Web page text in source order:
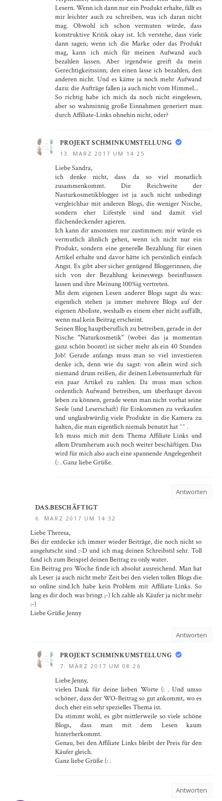
Lesern. Wenn ich dann nur ein Produkt erhalte, fällt es
mir leichter auch zu schreiben, was ich daran nicht
mag. Obwohl ich schon vermuten würde, dass
konstruktive Kritik okay ist. Ich verstehe, dass viele
dann sagen; wenn ich die Marke oder das Produkt
mag, kann ich mich für meinen Aufwand auch
bezahlen lassen. Aber irgendwie greift da mein
Gerechtigkeitssinn; den einen lasse ich bezahlen, den
anderen nicht. Und es käme ja noch mehr Aufwand
dazu: die Aufträge fallen ja auch nicht vom Himmel...
So richtig habe ich mich da noch nicht eingelesen,
aber so wahnsinnig große Einnahmen generiert man
durch Affiliate-Links ohnehin nicht, oder?
PROJEKT SCHMINKUMSTELLUNG
13. MÄRZ 2017 UM 14:25
Liebe Sandra,
ich denke nicht, dass da so viel monatlich
zusammenkommt. Die Reichweite der
Nasturkosmetikblogger ist ja auch nicht unbedingt
vergleichbar mit anderen Blogs, die weniger Nische,
sondern eher Lifestyle sind und damit viel
flächendeckender agieren.
Ich kann dir ansonsten nur zustimmen: mir würde es
vermutlich ähnlich gehen, wenn ich nicht nur ein
Produkt, sondern eine generelle Bezahlung für einen
Artikel erhalte und davor hätte ich persönlich einfach
Angst. Es gibt aber sicher genügend Bloggerinnen, die
sich von der Bezahlung keineswegs beeinflussen
lassen und ihre Meinung 100%ig vertreten.
Mit dem eigenen Lesen anderer Blogs sagst du was:
eigentlich stehen ja immer mehrere Blogs auf der
eigenen Aboliste, weshalb es einem eher nicht auffällt,
wenn mal kein Beitrag erscheint.
Seinen Blog hauptberuflich zu betreiben, gerade in der
Nische "Naturkosmetik" (wobei das ja momentan
ganz schön boomt) ist sicher mehr als ein 40 Stunden
Job! Gerade anfangs muss man so viel investieren
denke ich, denn wie du sagst: von allein wird sich
niemand drum reißen, dir deinen Lebensunterhalt für
ein paar Artikel zu zahlen. Da muss man schon
ordentlich Aufwand betreiben, um überhaupt davon
leben zu können, gerade wenn man nicht vorhat seine
Seele (und Leserschaft) für Einkommen zu verkaufen
und unglaubwürdig viele Produkte in die Kamera zu
halten, die man eigentlich niemals benutzt hat ^^ .
Ich muss mich mit dem Thema Affiliate Links und
allem Drumherum auch noch weiter beschäftigen. Das
wird für mich also auch eine spannende Angelegenheit
(: . Ganz liebe Grüße.
Antworten
DAS.BESCHÄFTIGT
6. MÄRZ 2017 UM 14:32
Liebe Theresa,
Bei dir entdecke ich immer wieder Beiträge, die noch nicht so
ausgelutscht sind :-D und ich mag deinen Schreibstil sehr. Toll
fand ich zum Beispiel deinen Beitrag zu only water.
Ein Beitrag pro Woche finde ich absolut ausreichend. Man hat
als Leser ja auch nicht mehr Zeit bei den vielen tollen Blogs die
so online sind.Ich habe kein Problem mit Affiliate Links. So
lang es dir doch was bringt ;-) Ich zahle als Käufer ja nicht mehr
:-)
Liebe Grüße Jenny
Antworten
PROJEKT SCHMINKUMSTELLUNG
7. MÄRZ 2017 UM 08:26
Liebe Jenny,
vielen Dank für deine lieben Worte (: . Und umso
schöner, dass der WO-Beitrag so gut ankommt, wo es
doch eher ein sehr spezielles Thema ist.
Da stimmt wohl, es gibt mittlerweile so viele schöne
Blogs, dass man mit dem Lesen kaum
hinterherkommt.
Genau, bei den Affiliate Links bleibt der Preis für den
Käufer gleich.
Ganz liebe Grüße (: .
Antworten